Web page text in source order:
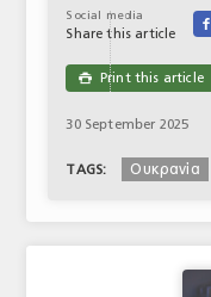
Social media
Share this article

 Print this article
30 September 2025
TAGS: Ουκρανία